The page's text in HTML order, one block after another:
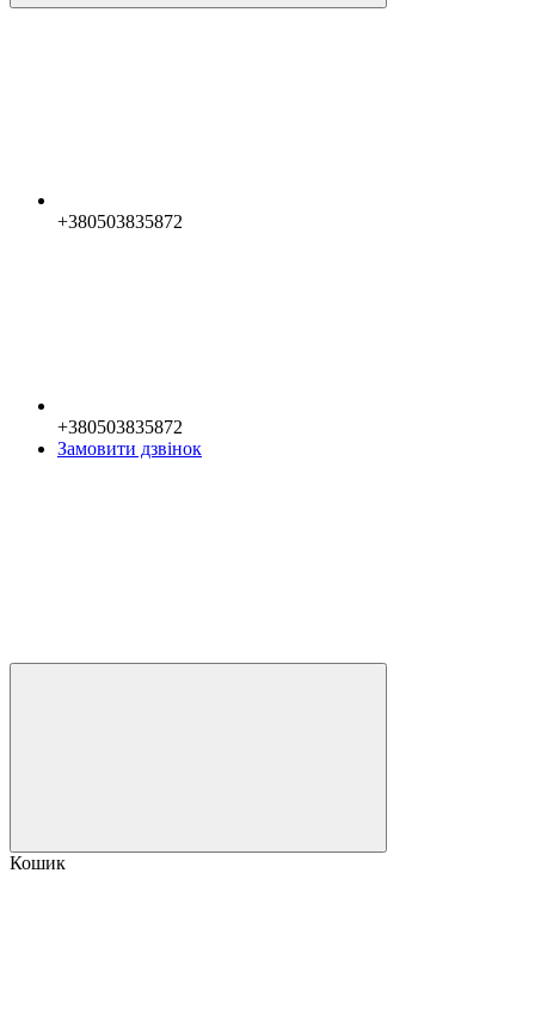
+380503835872
+380503835872
Замовити дзвінок
Кошик